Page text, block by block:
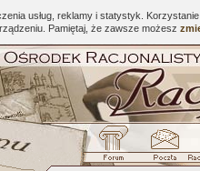
usług, reklamy i statystyk.
Pamiętaj, że zawsze możesz